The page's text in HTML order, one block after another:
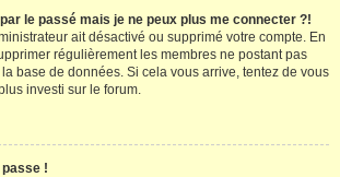
le passé mais je ne peux plus me connecter ?!
ait désactivé ou supprimé votre compte. En
régulièrement les membres ne postant pas
base de données. Si cela vous arrive, tentez de vous
investi sur le forum.
passe !